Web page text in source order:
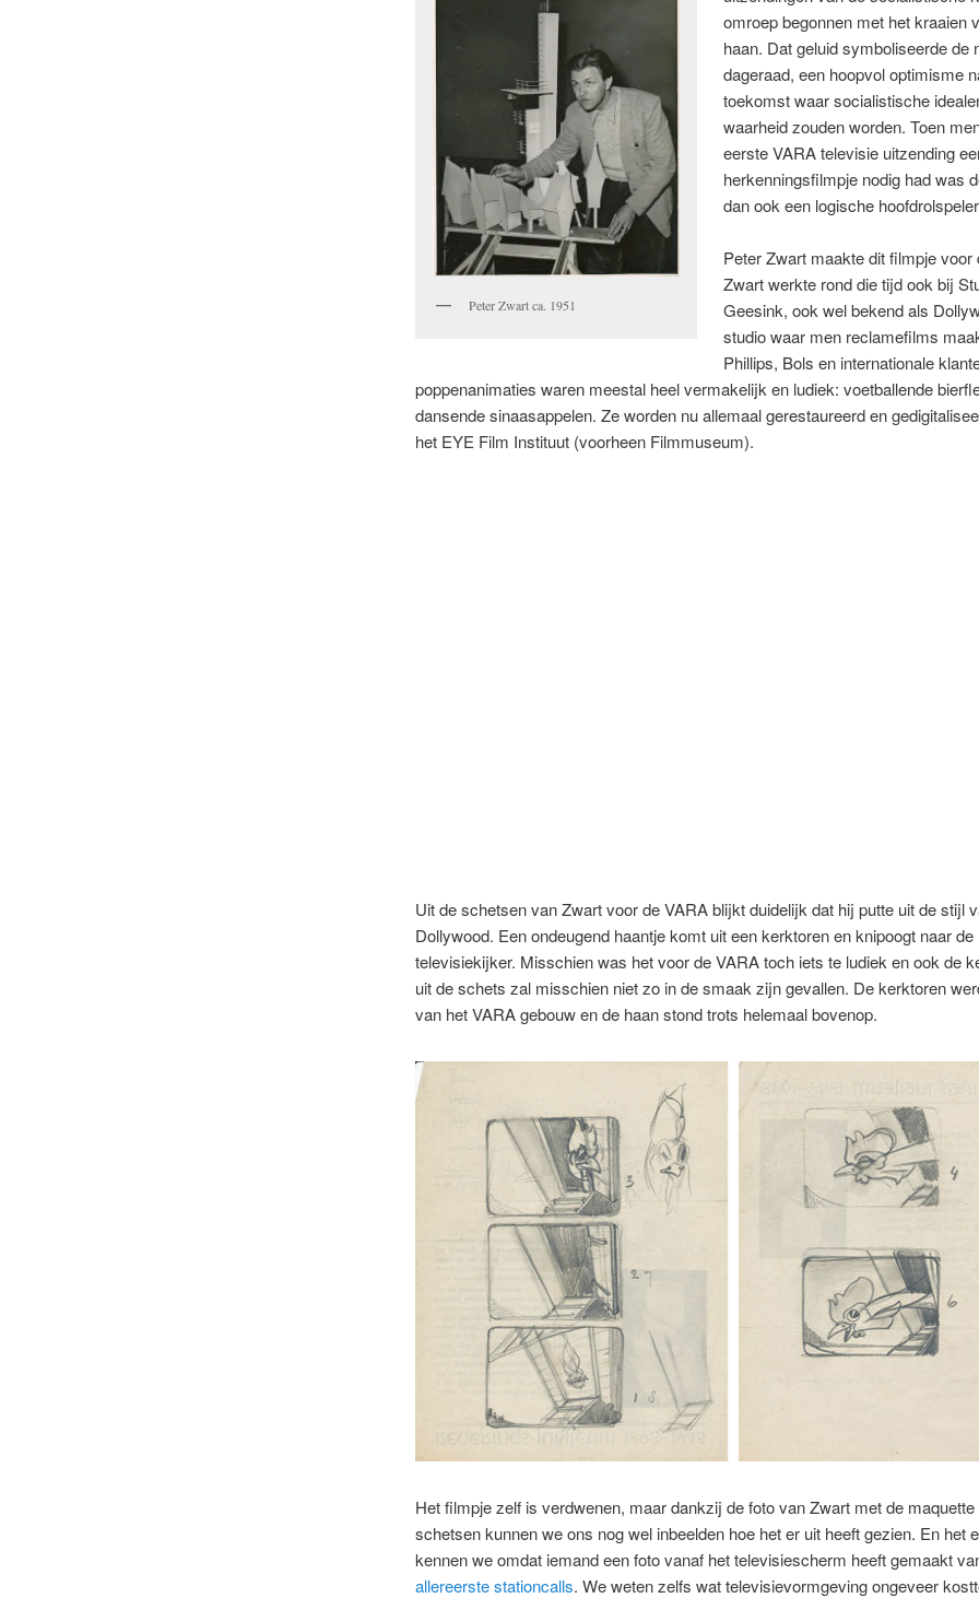
Peter Zwart ca. 1951
omroep begonnen met het kraaien
haan. Dat geluid symboliseerde de
dageraad, een hoopvol optimisme
toekomst waar socialistische
waarheid zouden worden. Toen
eerste VARA televisie uitzending
herkenningsfilmpje nodig had was
dan ook een logische
Peter Zwart maakte dit filmpje voor
Zwart werkte rond die tijd ook bij
Geesink, ook wel bekend als
studio waar men reclamefilms
Phillips, Bols en internationale
poppenanimaties waren meestal heel vermakelijk en ludiek: voetballende
dansende sinaasappelen. Ze worden nu allemaal gerestaureerd en
het EYE Film Instituut (voorheen Filmmuseum).
Uit de schetsen van Zwart voor de VARA blijkt duidelijk dat hij putte uit de stijl
Dollywood. Een ondeugend haantje komt uit een kerktoren en knipoogt naar de
televisiekijker. Misschien was het voor de VARA toch iets te ludiek en ook de
uit de schets zal misschien niet zo in de smaak zijn gevallen. De kerktoren
van het VARA gebouw en de haan stond trots helemaal bovenop.
Het filmpje zelf is verdwenen, maar dankzij de foto van Zwart met de maquette
schetsen kunnen we ons nog wel inbeelden hoe het er uit heeft gezien. En het
kennen we omdat iemand een foto vanaf het televisiescherm heeft gemaakt
allereerste stationcalls. We weten zelfs wat televisievormgeving ongeveer